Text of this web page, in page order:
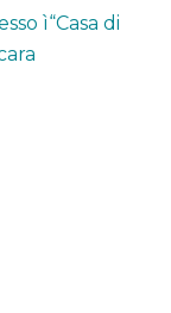
ì“Casa di